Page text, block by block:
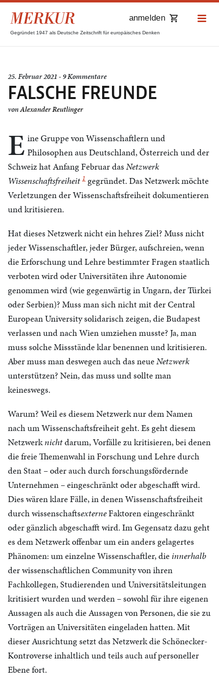
Gegründet 1947 als Deutsche Zeitschrift für europäisches Denken
anmelden
25. Februar 2021 - 9 Kommentare
FALSCHE FREUNDE
vonAlexander Reutlinger
E ine Gruppe von Wissenschaftlern und
Philosophen aus Deutschland, Österreich und der
Schweiz hat Anfang Februar das Netzwerk
Wissenschaftsfreiheit 1 gegründet. Das Netzwerk möchte
Verletzungen der Wissenschaftsfreiheit dokumentieren
und kritisieren.
Hat dieses Netzwerk nicht ein hehres Ziel? Muss nicht
jeder Wissenschaftler, jeder Bürger, aufschreien, wenn
die Erforschung und Lehre bestimmter Fragen staatlich
verboten wird oder Universitäten ihre Autonomie
genommen wird (wie gegenwärtig in Ungarn, der Türkei
oder Serbien)? Muss man sich nicht mit der Central
European University solidarisch zeigen, die Budapest
verlassen und nach Wien umziehen musste? Ja, man
muss solche Missstände klar benennen und kritisieren.
Aber muss man deswegen auch das neueNetzwerk
unterstützen? Nein, das muss und sollte man
keineswegs.
Warum? Weil es diesem Netzwerk nur dem Namen
nach um Wissenschaftsfreiheit geht. Es geht diesem
Netzwerknichtdarum, Vorfälle zu kritisieren, bei denen
die freie Themenwahl in Forschung und Lehre durch
den Staat – oder auch durch forschungsfördernde
Unternehmen – eingeschränkt oder abgeschafft wird.
Dies wären klare Fälle, in denen Wissenschaftsfreiheit
durch wissenschaftsexterneFaktoren eingeschränkt
oder gänzlich abgeschafft wird. Im Gegensatz dazu geht
es dem Netzwerk offenbar um ein anders gelagertes
Phänomen: um einzelne Wissenschaftler, die innerhalb
der wissenschaftlichen Community von ihren
Fachkollegen, Studierenden und Universitätsleitungen
kritisiert wurden und werden – sowohl für ihre eigenen
Aussagen als auch die Aussagen von Personen, die sie zu
Vorträgen an Universitäten eingeladen hatten. Mit
dieser Ausrichtung setzt das Netzwerk die Schönecker-
Kontroverse inhaltlich und teils auch auf personeller
Ebene fort.